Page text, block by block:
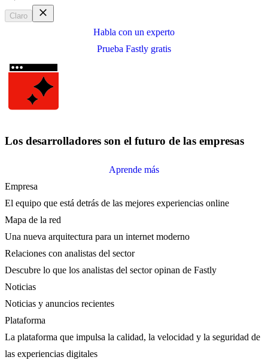
Claro
Habla con un experto
Prueba Fastly gratis
Los desarrolladores son el futuro de las empresas
Aprende más
Empresa
El equipo que está detrás de las mejores experiencias online
Mapa de la red
Una nueva arquitectura para un internet moderno
Relaciones con analistas del sector
Descubre lo que los analistas del sector opinan de Fastly
Noticias
Noticias y anuncios recientes
Plataforma
La plataforma que impulsa la calidad, la velocidad y la seguridad de
las experiencias digitales